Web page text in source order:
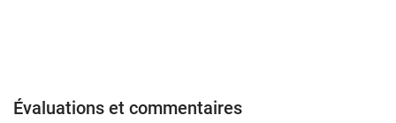
Évaluations et commentaires